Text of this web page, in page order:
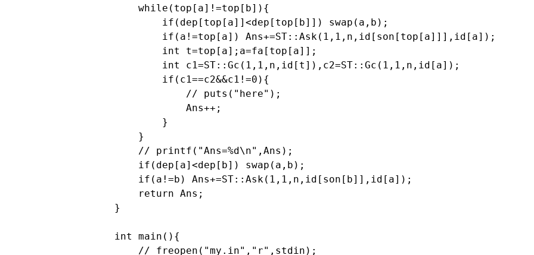
    while(top[a]!=top[b]){
        if(dep[top[a]]<dep[top[b]]) swap(a,b);
        if(a!=top[a]) Ans+=ST::Ask(1,1,n,id[son[top[a]]],id[a]);
        int t=top[a];a=fa[top[a]];
        int c1=ST::Gc(1,1,n,id[t]),c2=ST::Gc(1,1,n,id[a]);
        if(c1==c2&&c1!=0){
            // puts("here");
            Ans++;
        }
    }
    // printf("Ans=%d\n",Ans);
    if(dep[a]<dep[b]) swap(a,b);
    if(a!=b) Ans+=ST::Ask(1,1,n,id[son[b]],id[a]);
    return Ans;
}
int main(){
    // freopen("my.in","r",stdin);